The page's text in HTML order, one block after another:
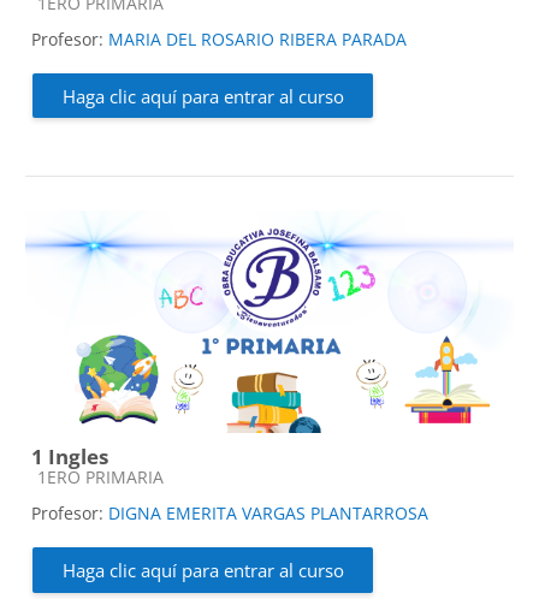
Profesor: MARIA DEL ROSARIO RIBERA PARADA
Haga clic aquí para entrar al curso
1 Ingles
Categoría de cursos
1ERO PRIMARIA
Profesor: DIGNA EMERITA VARGAS PLANTARROSA
Haga clic aquí para entrar al curso